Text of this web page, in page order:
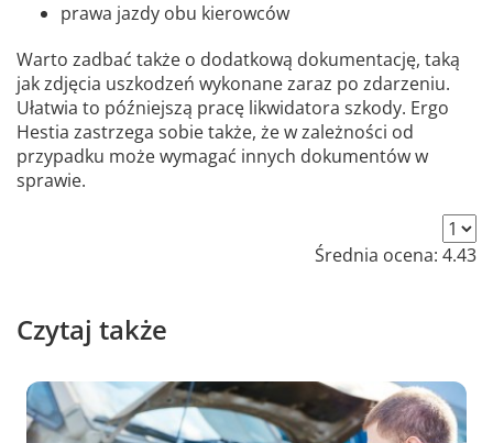
prawa jazdy obu kierowców
Warto zadbać także o dodatkową dokumentację, taką
jak zdjęcia uszkodzeń wykonane zaraz po zdarzeniu.
Ułatwia to późniejszą pracę likwidatora szkody. Ergo
Hestia zastrzega sobie także, że w zależności od
przypadku może wymagać innych dokumentów w
sprawie.
Średnia ocena: 4.43
Czytaj także